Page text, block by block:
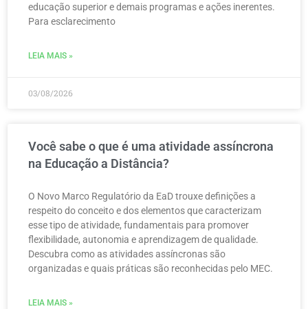
educação superior e demais programas e ações inerentes.
Para esclarecimento
LEIA MAIS »
03/08/2026
Você sabe o que é uma atividade assíncrona
na Educação a Distância?
O Novo Marco Regulatório da EaD trouxe definições a
respeito do conceito e dos elementos que caracterizam
esse tipo de atividade, fundamentais para promover
flexibilidade, autonomia e aprendizagem de qualidade.
Descubra como as atividades assíncronas são
organizadas e quais práticas são reconhecidas pelo MEC.
LEIA MAIS »